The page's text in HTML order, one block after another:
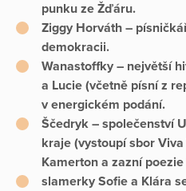
punku ze Žďáru.
Ziggy Horváth –
demokracii.
Wanastoffky – největší
a Lucie (včetně písní z
v energickém podání.
Ščedryk – společenství
kraje (vystoupí sbor
Kamerton a zazní
slamerky Sofie a Klára